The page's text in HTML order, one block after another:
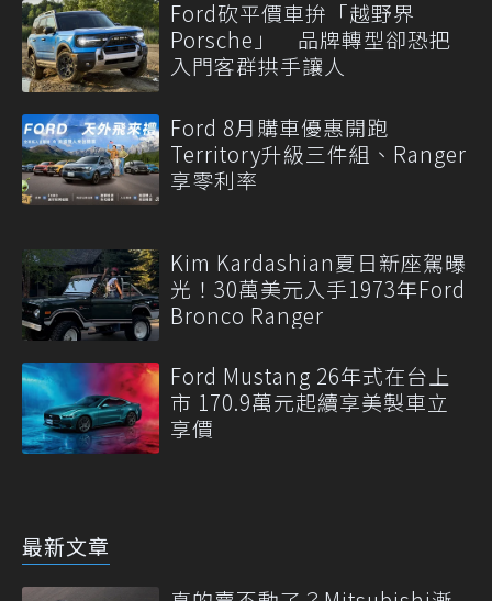
Ford砍平價車拚「越野界
Porsche」 品牌轉型卻恐把
入門客群拱手讓人
Ford 8月購車優惠開跑
Territory升級三件組、Ranger
享零利率
Kim Kardashian夏日新座駕曝
光！30萬美元入手1973年Ford
Bronco Ranger
Ford Mustang 26年式在台上
市 170.9萬元起續享美製車立
享價
最新文章